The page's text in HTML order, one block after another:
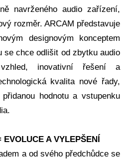
navrženého audio zařízení,
rozměr. ARCAM představuje
designovým konceptem
se chce odlišit od zbytku audio
inovativní řešení a
kvalita nové řady,
hodnotu a vstupenku
A VYLEPŠENÍ
a od svého předchůdce se